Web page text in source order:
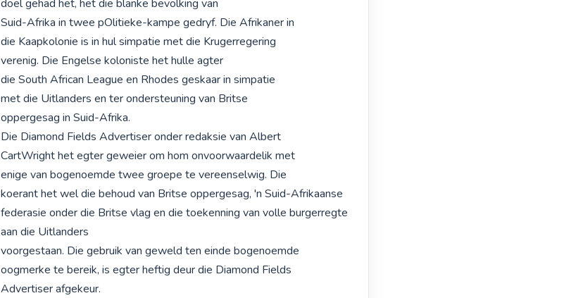
doel gehad het, het die blanke bevolking van
Suid-Afrika in twee pOlitieke-kampe gedryf. Die Afrikaner in
die Kaapkolonie is in hul simpatie met die Krugerregering
verenig. Die Engelse koloniste het hulle agter
die South African League en Rhodes geskaar in simpatie
met die Uitlanders en ter ondersteuning van Britse
oppergesag in Suid-Afrika.
Die Diamond Fields Advertiser onder redaksie van Albert
CartWright het egter geweier om hom onvoorwaardelik met
enige van bogenoemde twee groepe te vereenselwig. Die
koerant het wel die behoud van Britse oppergesag, 'n Suid-Afrikaanse
federasie onder die Britse vlag en die toekenning van volle burgerregte
aan die Uitlanders
voorgestaan. Die gebruik van geweld ten einde bogenoemde
oogmerke te bereik, is egter heftig deur die Diamond Fields
Advertiser afgekeur.